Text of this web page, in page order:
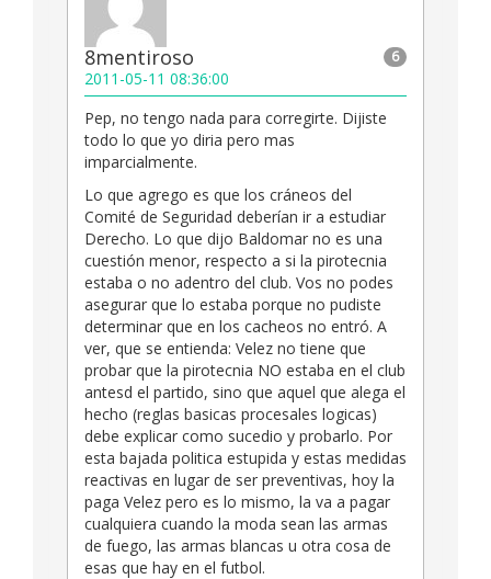
6
8mentiroso
2011-05-11 08:36:00
Pep, no tengo nada para corregirte. Dijiste
todo lo que yo diria pero mas
imparcialmente.
Lo que agrego es que los cráneos del
Comité de Seguridad deberían ir a estudiar
Derecho. Lo que dijo Baldomar no es una
cuestión menor, respecto a si la pirotecnia
estaba o no adentro del club. Vos no podes
asegurar que lo estaba porque no pudiste
determinar que en los cacheos no entró. A
ver, que se entienda: Velez no tiene que
probar que la pirotecnia NO estaba en el club
antesd el partido, sino que aquel que alega el
hecho (reglas basicas procesales logicas)
debe explicar como sucedio y probarlo. Por
esta bajada politica estupida y estas medidas
reactivas en lugar de ser preventivas, hoy la
paga Velez pero es lo mismo, la va a pagar
cualquiera cuando la moda sean las armas
de fuego, las armas blancas u otra cosa de
esas que hay en el futbol.